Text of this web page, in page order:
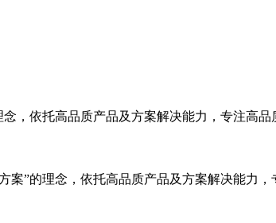
，依托高品质产品及方案解决能力，专注高品
”的理念，依托高品质产品及方案解决能力，